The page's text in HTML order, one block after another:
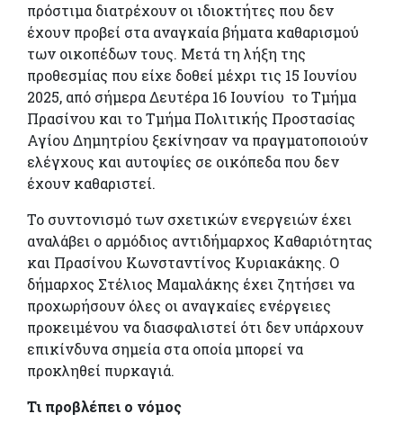
πρόστιμα διατρέχουν οι ιδιοκτήτες που δεν
έχουν προβεί στα αναγκαία βήματα καθαρισμού
των οικοπέδων τους. Μετά τη λήξη της
προθεσμίας που είχε δοθεί μέχρι τις 15 Ιουνίου
2025, από σήμερα Δευτέρα 16 Ιουνίου το Τμήμα
Πρασίνου και το Τμήμα Πολιτικής Προστασίας
Αγίου Δημητρίου ξεκίνησαν να πραγματοποιούν
ελέγχους και αυτοψίες σε οικόπεδα που δεν
έχουν καθαριστεί.
Το συντονισμό των σχετικών ενεργειών έχει
αναλάβει ο αρμόδιος αντιδήμαρχος Καθαριότητας
και Πρασίνου Κωνσταντίνος Κυριακάκης. Ο
δήμαρχος Στέλιος Μαμαλάκης έχει ζητήσει να
προχωρήσουν όλες οι αναγκαίες ενέργειες
προκειμένου να διασφαλιστεί ότι δεν υπάρχουν
επικίνδυνα σημεία στα οποία μπορεί να
προκληθεί πυρκαγιά.
Τι προβλέπει ο νόμος